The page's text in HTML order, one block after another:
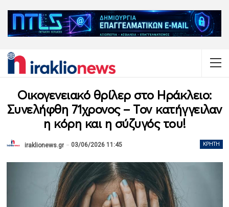
Οικογενειακό θρίλερ στο Ηράκλειο:
Συνελήφθη 71χρονος – Τον κατήγγειλαν
η κόρη και η σύζυγός του!
ΚΡΉΤΗ
iraklionews.gr 03/06/2026 11:45